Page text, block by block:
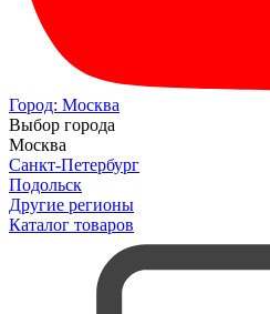
Город: Москва
Выбор города
Москва
Санкт-Петербург
Подольск
Другие регионы
Каталог товаров